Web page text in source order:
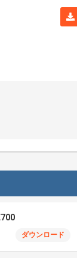
ダウンロード